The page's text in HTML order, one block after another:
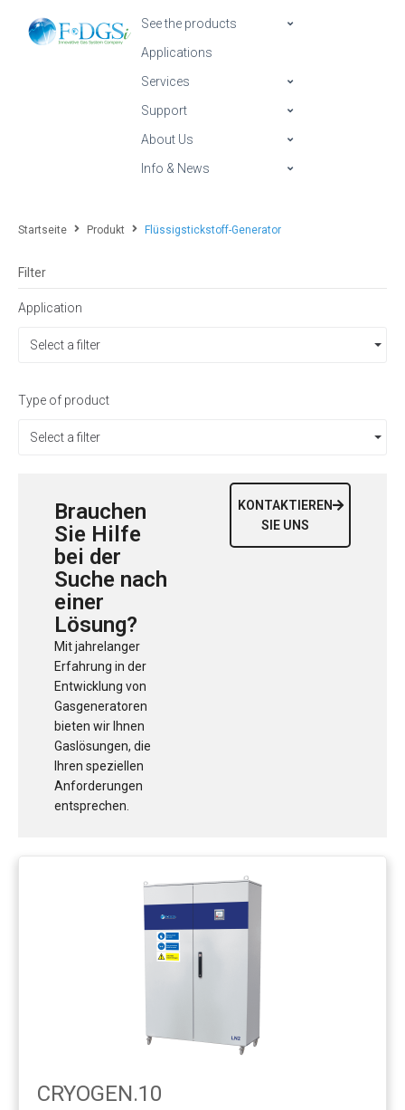
See the products
Applications
Services
Support
About Us
Info & News
Startseite Produkt Flüssigstickstoff-Generator
Filter
Application
Select a filter
Type of product
Select a filter
Brauchen
Sie Hilfe
bei der
Suche nach
einer
Lösung?
Mit jahrelanger
Erfahrung in der
Entwicklung von
Gasgeneratoren
bieten wir Ihnen
Gaslösungen, die
Ihren speziellen
Anforderungen
entsprechen.
KONTAKTIEREN
SIE UNS
CRYOGEN.10